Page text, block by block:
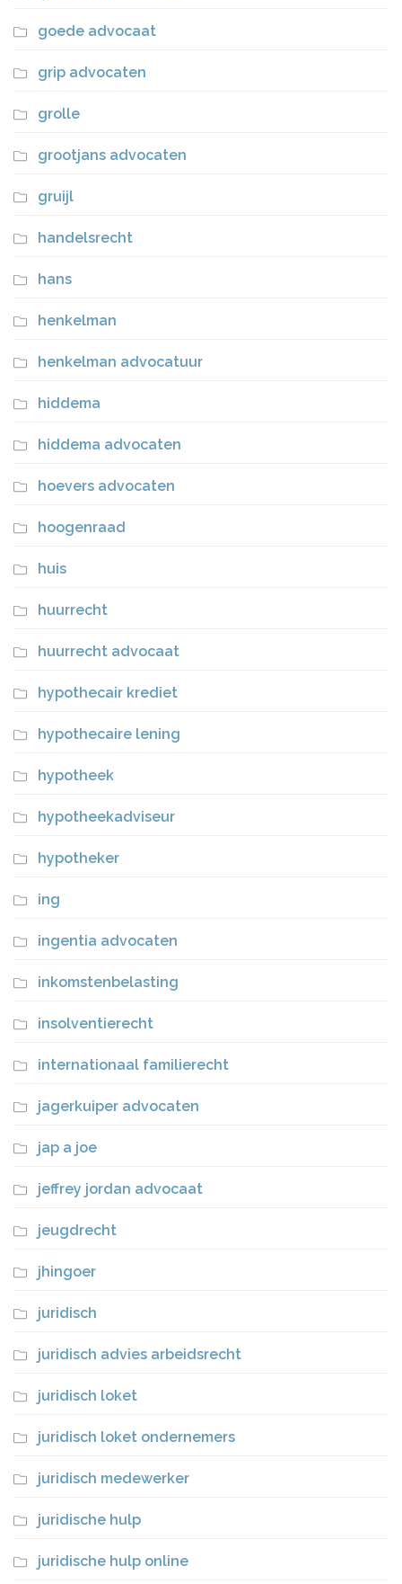
goede advocaat
grip advocaten
grolle
grootjans advocaten
gruijl
handelsrecht
hans
henkelman
henkelman advocatuur
hiddema
hiddema advocaten
hoevers advocaten
hoogenraad
huis
huurrecht
huurrecht advocaat
hypothecair krediet
hypothecaire lening
hypotheek
hypotheekadviseur
hypotheker
ing
ingentia advocaten
inkomstenbelasting
insolventierecht
internationaal familierecht
jagerkuiper advocaten
jap a joe
jeffrey jordan advocaat
jeugdrecht
jhingoer
juridisch
juridisch advies arbeidsrecht
juridisch loket
juridisch loket ondernemers
juridisch medewerker
juridische hulp
juridische hulp online